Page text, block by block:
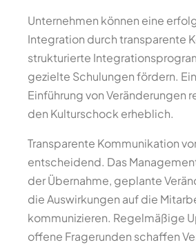
Unternehmen können eine
Integration durch transparente
strukturierte
gezielte Schulungen fördern.
Einführung von Veränderungen
den Kulturschock erheblich.
Transparente Kommunikation
entscheidend. Das
der Übernahme, geplante
die Auswirkungen auf die
kommunizieren. Regelmäßige
offene Fragerunden schaffen